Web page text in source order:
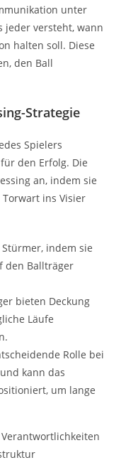
unter
jeder versteht, wann
halten soll. Diese
den Ball
Strategie
Spielers
den Erfolg. Die
an, indem sie
ins Visier
indem sie
den Ballträger
bieten Deckung
Läufe
Rolle bei
kann das
um lange